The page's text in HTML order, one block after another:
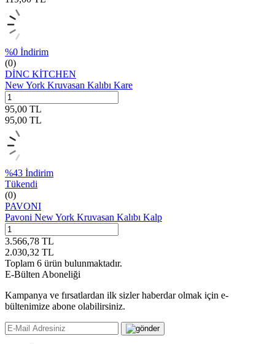
%0 İndirim
(0)
DİNC KİTCHEN
New York Kruvasan Kalıbı Kare
95,00 TL
95,00 TL
%43 İndirim
Tükendi
(0)
PAVONI
Pavoni New York Kruvasan Kalıbı Kalp
3.566,78 TL
2.030,32 TL
Toplam 6 ürün bulunmaktadır.
E-Bülten Aboneliği
Kampanya ve fırsatlardan ilk sizler haberdar olmak için e-
bültenimize abone olabilirsiniz.